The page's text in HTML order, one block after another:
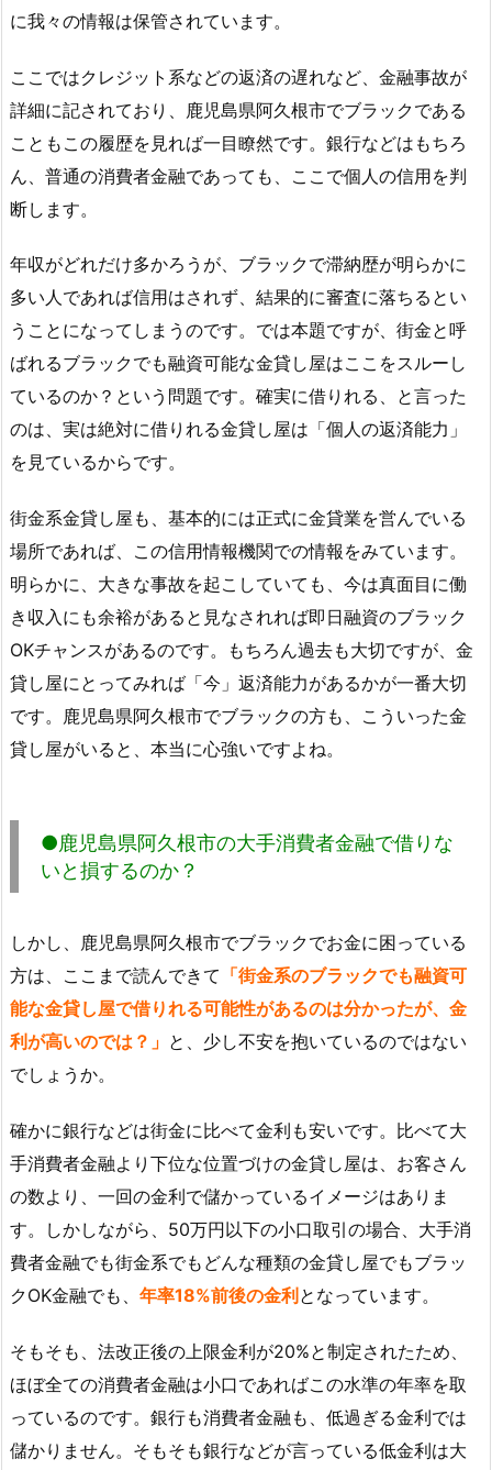
に我々の情報は保管されています。
ここではクレジット系などの返済の遅れなど、金融事故が
詳細に記されており、鹿児島県阿久根市でブラックである
こともこの履歴を見れば一目瞭然です。銀行などはもちろ
ん、普通の消費者金融であっても、ここで個人の信用を判
断します。
年収がどれだけ多かろうが、ブラックで滞納歴が明らかに
多い人であれば信用はされず、結果的に審査に落ちるとい
うことになってしまうのです。では本題ですが、街金と呼
ばれるブラックでも融資可能な金貸し屋はここをスルーし
ているのか？という問題です。確実に借りれる、と言った
のは、実は絶対に借りれる金貸し屋は「個人の返済能力」
を見ているからです。
街金系金貸し屋も、基本的には正式に金貸業を営んでいる
場所であれば、この信用情報機関での情報をみています。
明らかに、大きな事故を起こしていても、今は真面目に働
き収入にも余裕があると見なされれば即日融資のブラック
OKチャンスがあるのです。もちろん過去も大切ですが、金
貸し屋にとってみれば「今」返済能力があるかが一番大切
です。鹿児島県阿久根市でブラックの方も、こういった金
貸し屋がいると、本当に心強いですよね。
●鹿児島県阿久根市の大手消費者金融で借りな
いと損するのか？
しかし、鹿児島県阿久根市でブラックでお金に困っている
方は、ここまで読んできて 「街金系のブラックでも融資可
能な金貸し屋で借りれる可能性があるのは分かったが、金
利が高いのでは？」 と、少し不安を抱いているのではない
でしょうか。
確かに銀行などは街金に比べて金利も安いです。比べて大
手消費者金融より下位な位置づけの金貸し屋は、お客さん
の数より、一回の金利で儲かっているイメージはありま
す。しかしながら、50万円以下の小口取引の場合、大手消
費者金融でも街金系でもどんな種類の金貸し屋でもブラッ
クOK金融でも、 年率18%前後の金利 となっています。
そもそも、法改正後の上限金利が20%と制定されたため、
ほぼ全ての消費者金融は小口であればこの水準の年率を取
っているのです。銀行も消費者金融も、低過ぎる金利では
儲かりません。そもそも銀行などが言っている低金利は大